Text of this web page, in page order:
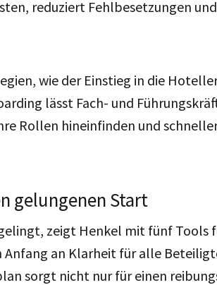
reduziert Fehlbesetzungen
wie der Einstieg in die
lässt Fach- und
Rollen hineinfinden und
gelungenen Start
zeigt Henkel mit fünf Tools
an Klarheit für alle
sorgt nicht nur für einen